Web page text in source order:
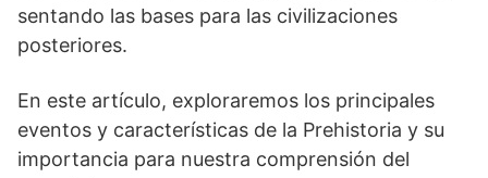
sentando las bases para las civilizaciones
posteriores.
En este artículo, exploraremos los principales
eventos y características de la Prehistoria y su
importancia para nuestra comprensión del